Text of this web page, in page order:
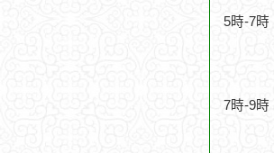
5時-7時
7時-9時